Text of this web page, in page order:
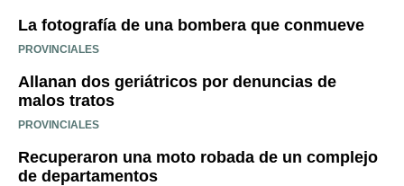
La fotografía de una bombera que conmueve
PROVINCIALES
Allanan dos geriátricos por denuncias de
malos tratos
PROVINCIALES
Recuperaron una moto robada de un complejo
de departamentos